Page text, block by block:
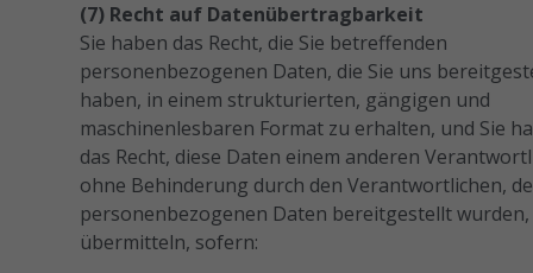
(7) Recht auf Datenübertragbarkeit
Sie haben das Recht, die Sie betreffenden
personenbezogenen Daten, die Sie uns
haben, in einem strukturierten, gängigen und
maschinenlesbaren Format zu erhalten, und Sie
das Recht, diese Daten einem anderen
ohne Behinderung durch den Verantwortlichen,
personenbezogenen Daten bereitgestellt
übermitteln, sofern: